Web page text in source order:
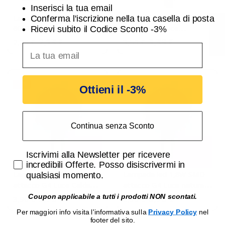
Lampada GU10 10W
6000K (Luce Fredda) con
2,20 € 2,13 €
Lampada led MR16 12V
5W 4000K (Luce
3,50 € 3,39 €
Lampada led 1,8W SMD
Lampo
3,90 € 3,78 €
-3%
Lampo
3,90 € 3,78 €
Filtro
Inserisci la tua email
Conferma l'iscrizione nella tua casella di posta
Ricevi subito il Codice Sconto -3%
Ottieni il -3%
Continua senza Sconto
Accetta di ricevere email promozionali
Iscrivimi alla Newsletter per ricevere
incredibili Offerte. Posso disiscrivermi in
qualsiasi momento.
Coupon applicabile a tutti i prodotti NON scontati.
Per maggiori info visita l'informativa sulla Privacy Policy nel
footer del sito.